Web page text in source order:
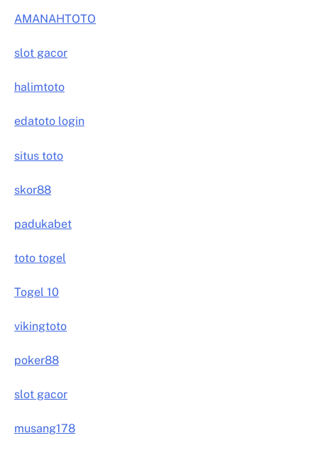
AMANAHTOTO
slot gacor
halimtoto
edatoto login
situs toto
skor88
padukabet
toto togel
Togel 10
vikingtoto
poker88
slot gacor
musang178